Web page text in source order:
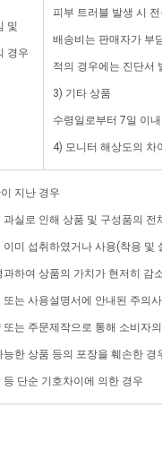
및
경우
피부 트러블 발생 시
배송비는 판매자가 부
적의 경우에는 진단서
3) 기타 상품
수령일로부터 7일 이
4) 모니터 해상도의 차
지난 경우
과실로 인해 상품 및 구성품의
이미 섭취하였거나 사용(착용 및
과하여 상품의 가치가 현저히 감
또는 사용설명서에 안내된 주의
또는 주문제작으로 통해 소비자
능한 상품 등의 포장을 훼손한 경
등 단순 기호차이에 의한 경우